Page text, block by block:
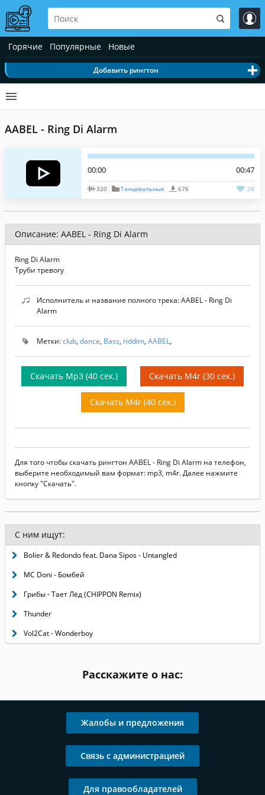
Горячие Популярные Новые
Добавить рингтон
AABEL - Ring Di Alarm
00:00 00:47
320 Танцевальные 676 28
Описание: AABEL - Ring Di Alarm
Ring Di Alarm
Труби тревогу
Исполнитель и название полного трека: AABEL - Ring Di
Alarm
Метки:club, dance, Bass, riddim, AABEL,
Скачать Mp3 (40 сек.) Скачать M4r (30 сек.)
Скачать M4r (40 сек.)
Для того чтобы скачать рингтон AABEL - Ring Di Alarm на телефон,
выберите необходимый вам формат: mp3, m4r. Далее нажмите
кнопку "Скачать".
С ним ищут:
Bolier & Redondo feat. Dana Sipos - Untangled
MC Doni - Бомбей
Грибы - Тает Лёд (CHIPPON Remix)
Thunder
Vol2Cat - Wonderboy
Расскажите о нас:
Жалобы и предложения
Связь с администрацией
Для правообладателей